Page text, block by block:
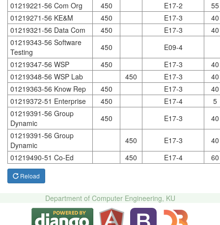
01219221-56 Com Org
450 E17-2
55
01219271-56 KE&M
450 E17-3
40
01219321-56 Data Com
450 E17-3
40
01219343-56 Software
Testing
450
E09-4
01219347-56 WSP
450 E17-3
40
01219348-56 WSP Lab
450 E17-3
40
01219363-56 Know Rep
450 E17-3
40
01219372-51 Enterprise
450 E17-4
5
01219391-56 Group
Dynamic
450 E17-3
40
01219391-56 Group
Dynamic
450 E17-3
40
01219490-51 Co-Ed
450 E17-4 60
Reload
Department of Computer Engineering, KU